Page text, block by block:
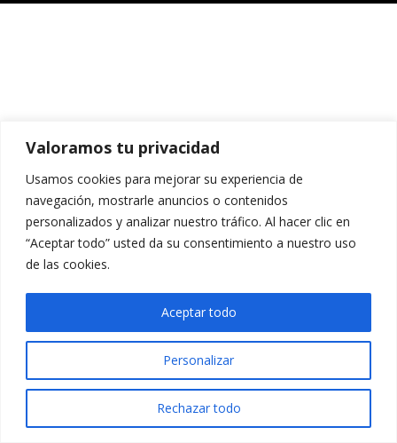
Valoramos tu privacidad
Usamos cookies para mejorar su experiencia de
navegación, mostrarle anuncios o contenidos
personalizados y analizar nuestro tráfico. Al hacer clic en
“Aceptar todo” usted da su consentimiento a nuestro uso
de las cookies.
Personalizar
Rechazar todo
Aceptar todo